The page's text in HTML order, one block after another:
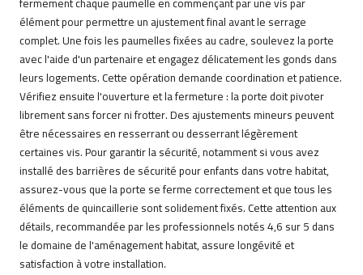
élément pour permettre un ajustement final avant le serrage
complet. Une fois les paumelles fixées au cadre, soulevez la porte
avec l'aide d'un partenaire et engagez délicatement les gonds dans
leurs logements. Cette opération demande coordination et patience.
Vérifiez ensuite l'ouverture et la fermeture : la porte doit pivoter
librement sans forcer ni frotter. Des ajustements mineurs peuvent
être nécessaires en resserrant ou desserrant légèrement
certaines vis. Pour garantir la sécurité, notamment si vous avez
installé des barrières de sécurité pour enfants dans votre habitat,
assurez-vous que la porte se ferme correctement et que tous les
éléments de quincaillerie sont solidement fixés. Cette attention aux
détails, recommandée par les professionnels notés 4,6 sur 5 dans
le domaine de l'aménagement habitat, assure longévité et
satisfaction à votre installation.